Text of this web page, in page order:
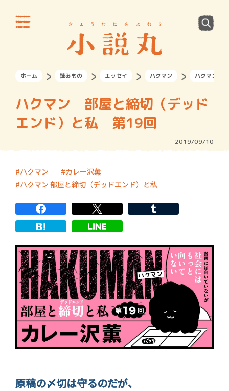
ホーム 読みもの エッセイ ハクマン ハクマン 部
ハクマン 部屋と締切（デッド
エンド）と私 第19回
2019/09/10
ハクマン
カレー沢薫
ハクマン 部屋と締切（デッドエンド）と私
原稿の〆切は守るのだが、